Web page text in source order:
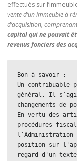
effectués sur
vente d’un immeuble à
d’acquisition,
capital qui ne pouvait
revenus fonciers des
Bon à savoir :
Un contribuable
général. Il
changements
En vertu des
procédures
l’Administration
position sur
regard d'un